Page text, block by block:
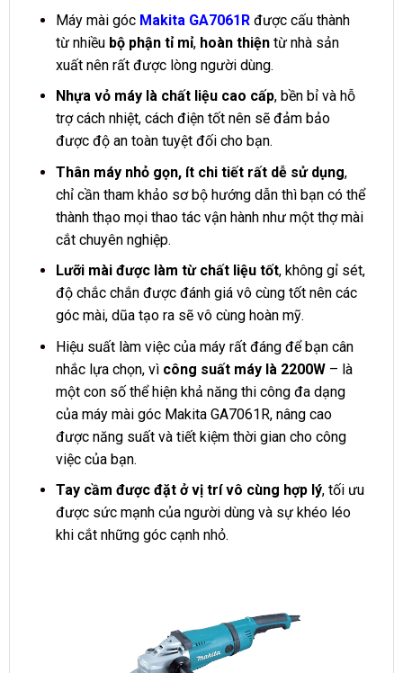
Máy mài góc Makita GA7061Rđược cấu thành
từ nhiều bộ phận tỉ mỉ, hoàn thiệntừ nhà sản
xuất nên rất được lòng người dùng.
Nhựa vỏ máy là chất liệu cao cấp, bền bỉ và hỗ
trợ cách nhiệt, cách điện tốt nên sẽ đảm bảo
được độ an toàn tuyệt đối cho bạn.
Thân máy nhỏ gọn, ít chi tiết rất dễ sử dụng,
chỉ cần tham khảo sơ bộ hướng dẫn thì bạn có thể
thành thạo mọi thao tác vận hành như một thợ mài
cắt chuyên nghiệp.
Lưỡi mài được làm từ chất liệu tốt, không gỉ sét,
độ chắc chắn được đánh giá vô cùng tốt nên các
góc mài, dũa tạo ra sẽ vô cùng hoàn mỹ.
Hiệu suất làm việc của máy rất đáng để bạn cân
nhắc lựa chọn, vì công suất máy là 2200W– là
một con số thể hiện khả năng thi công đa dạng
của máy mài góc Makita GA7061R, nâng cao
được năng suất và tiết kiệm thời gian cho công
việc của bạn.
Tay cầm được đặt ở vị trí vô cùng hợp lý, tối ưu
được sức mạnh của người dùng và sự khéo léo
khi cắt những góc cạnh nhỏ.